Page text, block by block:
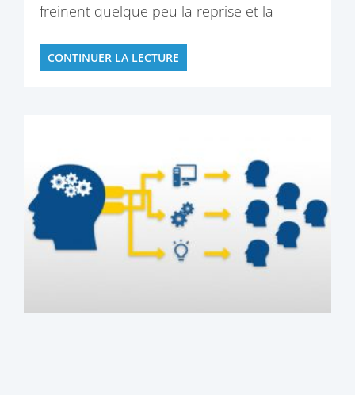
freinent quelque peu la reprise et la
CONTINUER LA LECTURE